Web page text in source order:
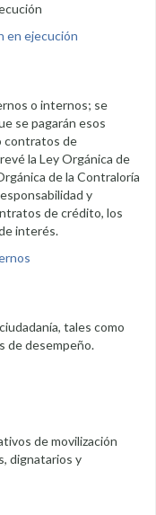
en ejecución
o internos; se
se pagarán esos
contratos de
la Ley Orgánica de
de la Contraloría
y
de crédito, los
interés.
tales como
de desempeño.
de movilización
dignatarios y